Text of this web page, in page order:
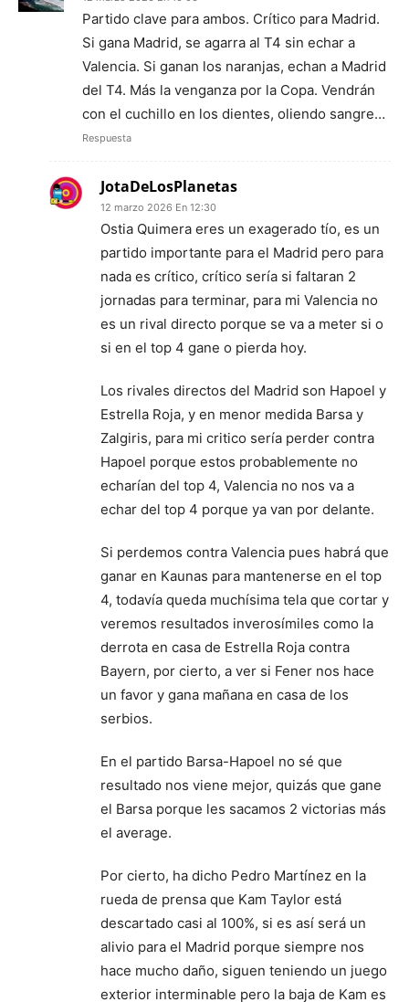
Partido clave para ambos. Crítico para Madrid.
Si gana Madrid, se agarra al T4 sin echar a
Valencia. Si ganan los naranjas, echan a Madrid
del T4. Más la venganza por la Copa. Vendrán
con el cuchillo en los dientes, oliendo sangre…
Respuesta
JotaDeLosPlanetas
12 marzo 2026 En 12:30
Ostia Quimera eres un exagerado tío, es un
partido importante para el Madrid pero para
nada es crítico, crítico sería si faltaran 2
jornadas para terminar, para mi Valencia no
es un rival directo porque se va a meter si o
si en el top 4 gane o pierda hoy.
Los rivales directos del Madrid son Hapoel y
Estrella Roja, y en menor medida Barsa y
Zalgiris, para mi critico sería perder contra
Hapoel porque estos probablemente no
echarían del top 4, Valencia no nos va a
echar del top 4 porque ya van por delante.
Si perdemos contra Valencia pues habrá que
ganar en Kaunas para mantenerse en el top
4, todavía queda muchísima tela que cortar y
veremos resultados inverosímiles como la
derrota en casa de Estrella Roja contra
Bayern, por cierto, a ver si Fener nos hace
un favor y gana mañana en casa de los
serbios.
En el partido Barsa-Hapoel no sé que
resultado nos viene mejor, quizás que gane
el Barsa porque les sacamos 2 victorias más
el average.
Por cierto, ha dicho Pedro Martínez en la
rueda de prensa que Kam Taylor está
descartado casi al 100%, si es así será un
alivio para el Madrid porque siempre nos
hace mucho daño, siguen teniendo un juego
exterior interminable pero la baja de Kam es